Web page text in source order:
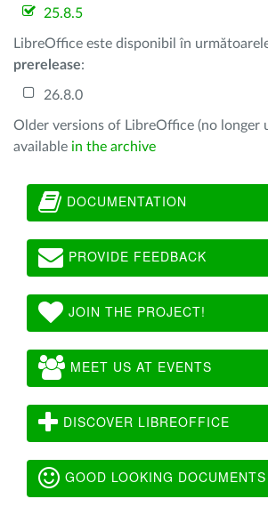
25.8.5
LibreOffice este disponibil în
prerelease:
26.8.0
Older versions of LibreOffice (no longer
available in the archive
DOCUMENTATION
PROVIDE FEEDBACK
JOIN THE PROJECT!
MEET US AT EVENTS
DISCOVER LIBREOFFICE
GOOD LOOKING DOCUMENTS